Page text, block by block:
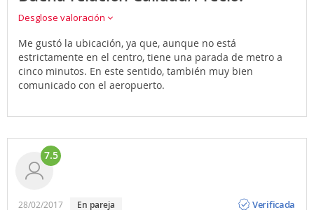
Desglose valoración
Me gustó la ubicación, ya que, aunque no está
estrictamente en el centro, tiene una parada de metro a
cinco minutos. En este sentido, también muy bien
comunicado con el aeropuerto.
7.5
28/02/2017 en pareja
Verificada